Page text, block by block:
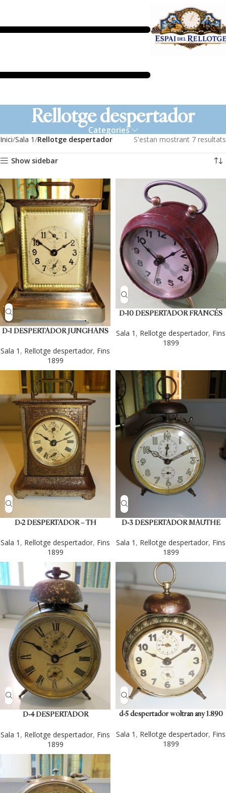
Rellotge despertador
Categories
Inici Sala 1 Rellotge despertador S'estan mostrant 7 resultats
Show sidebar
D-1 DESPERTADOR JUNGHANS
Sala 1 , Rellotge despertador, Fins
1899
D-10 DESPERTADOR FRANCÉS
Sala 1 , Rellotge despertador, Fins
1899
D-2 DESPERTADOR – TH
Sala 1 , Rellotge despertador, Fins
1899
D-3 DESPERTADOR MAUTHE
Sala 1 , Rellotge despertador, Fins
1899
D-4 DESPERTADOR
Sala 1 , Rellotge despertador, Fins
1899
d-5 despertador woltran any 1.890
Sala 1 , Rellotge despertador, Fins
1899